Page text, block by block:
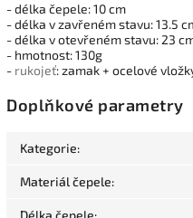
- délka čepele: 10 cm
- délka v zavřeném stavu: 13.5
- délka v otevřeném stavu: 23
- hmotnost: 130g
- rukojeť: zamak + ocelové
Doplňkové parametry
Kategorie:
Materiál čepele:
Délka čepele: